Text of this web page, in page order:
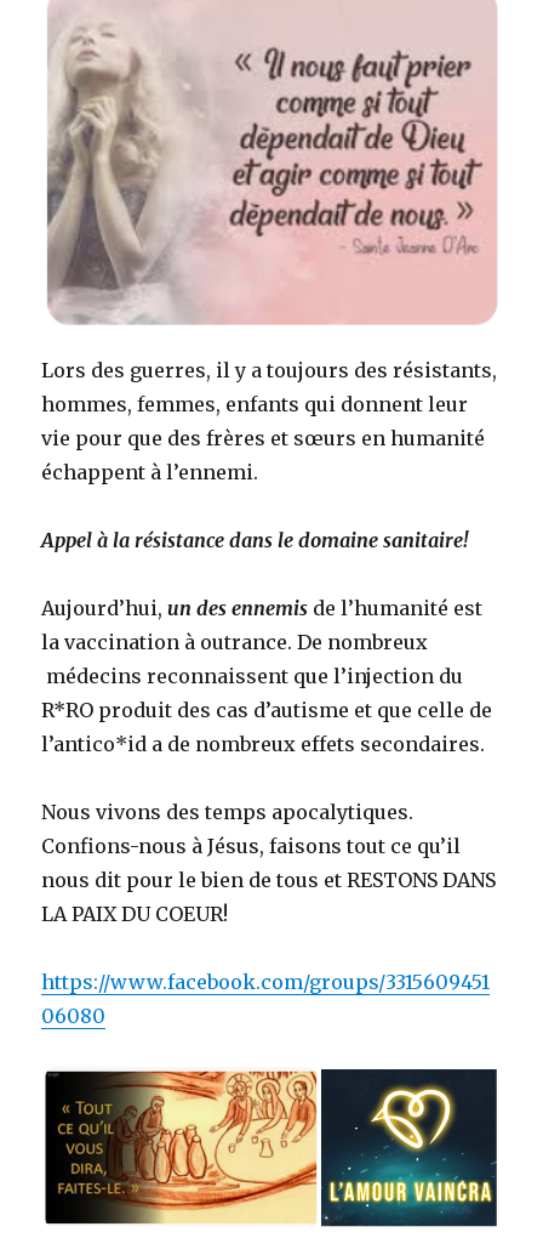
Lors des guerres, il y a toujours des résistants,
hommes, femmes, enfants qui donnent leur
vie pour que des frères et sœurs en humanité
échappent à l’ennemi.
Appel à la résistance dans le domaine sanitaire!
Aujourd’hui,un des ennemis de l’humanité est
la vaccination à outrance. De nombreux
médecins reconnaissent que l’injection du
R*RO produit des cas d’autisme et que celle de
l’antico*id a de nombreux effets secondaires.
Nous vivons des temps apocalytiques.
Confions-nous à Jésus, faisons tout ce qu’il
nous dit pour le bien de tous et RESTONS DANS
LA PAIX DU COEUR!
https://www.facebook.com/groups/3315609451
06080